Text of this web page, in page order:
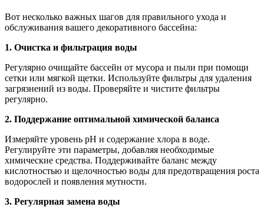
Вот несколько важных шагов для правильного ухода и
обслуживания вашего декоративного бассейна:
1. Очистка и фильтрация воды
Регулярно очищайте бассейн от мусора и пыли при помощи
сетки или мягкой щетки. Используйте фильтры для удаления
загрязнений из воды. Проверяйте и чистите фильтры
регулярно.
2. Поддержание оптимальной химической баланса
Измеряйте уровень pH и содержание хлора в воде.
Регулируйте эти параметры, добавляя необходимые
химические средства. Поддерживайте баланс между
кислотностью и щелочностью воды для предотвращения роста
водорослей и появления мутности.
3. Регулярная замена воды